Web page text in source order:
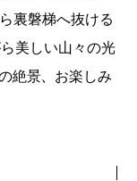
裏磐梯へ抜ける
美しい山々の光
絶景、お楽しみ